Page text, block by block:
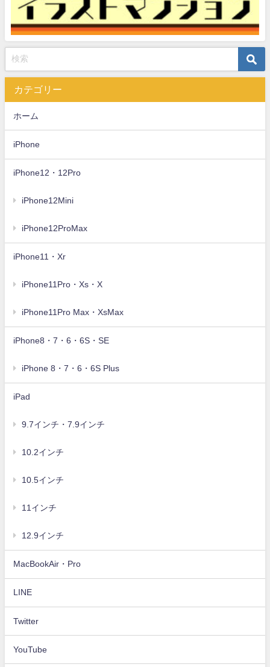
カテゴリー
ホーム
iPhone
iPhone12・12Pro
iPhone12Mini
iPhone12ProMax
iPhone11・Xr
iPhone11Pro・Xs・X
iPhone11Pro Max・XsMax
iPhone8・7・6・6S・SE
iPhone 8・7・6・6S Plus
iPad
9.7インチ・7.9インチ
10.2インチ
10.5インチ
11インチ
12.9インチ
MacBookAir・Pro
LINE
Twitter
YouTube